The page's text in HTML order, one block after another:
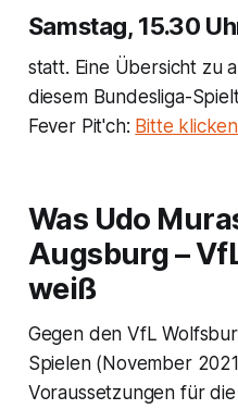
Samstag, 15.30
statt. Eine Übersicht zu
diesem Bundesliga-
Fever Pit'ch: Bitte
Was Udo
Augsburg –
weiß
Gegen den VfL
Spielen (November
Voraussetzungen für